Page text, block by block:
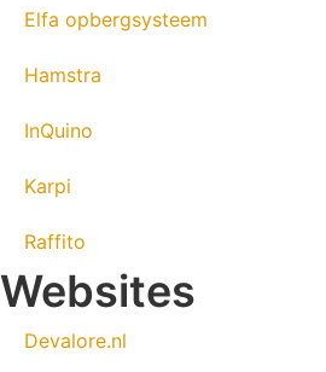
Elfa opbergsysteem
Hamstra
InQuino
Karpi
Raffito
Websites
Devalore.nl